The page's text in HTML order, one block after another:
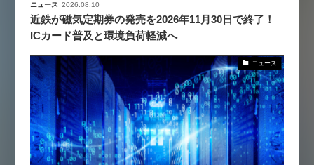
ニュース 2026.08.10
近鉄が磁気定期券の発売を2026年11月30日で終了！
ICカード普及と環境負荷軽減へ
ニュース